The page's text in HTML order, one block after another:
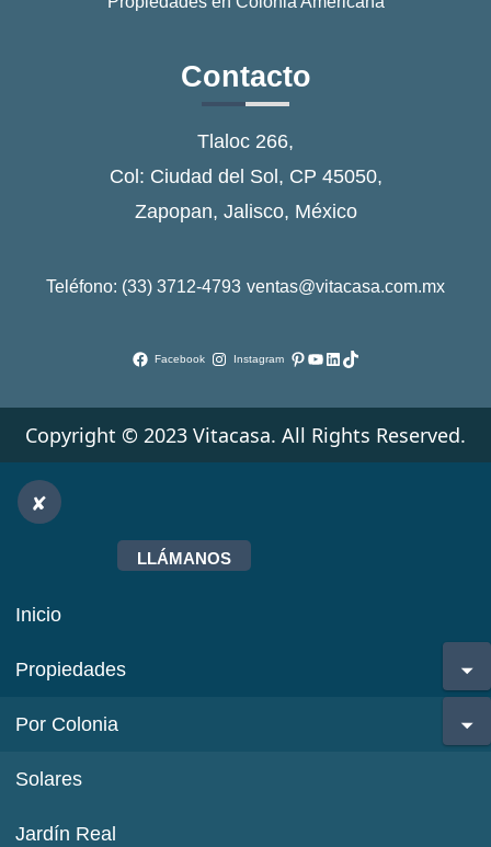
Contacto
Tlaloc 266,
Col: Ciudad del Sol, CP 45050,
Zapopan, Jalisco, México
Teléfono: (33) 3712-4793 ventas@vitacasa.com.mx
Facebook Instagram Pinterest
YouTube
LinkedIn
TikTok
Copyright © 2023 Vitacasa. All Rights Reserved.
LLÁMANOS
Inicio
Propiedades
Por Colonia
Solares
Jardín Real